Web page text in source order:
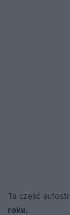
Ta część
roku.